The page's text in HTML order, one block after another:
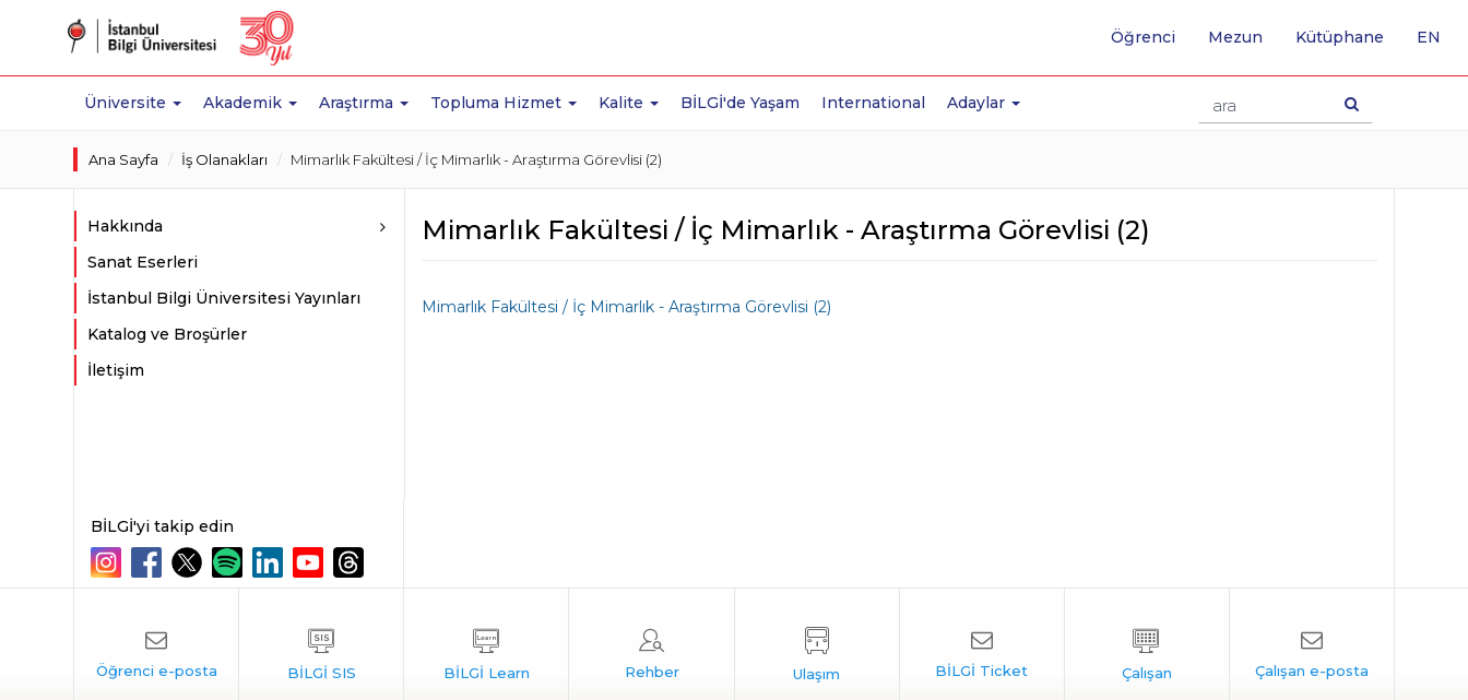
Üniversite Akademik Araştırma Topluma Hizmet Kalite BİLGİ'de Yaşam International Adaylar
Öğrenci Mezun Kütüphane EN
Ana Sayfa İş Olanakları Mimarlık Fakültesi / İç Mimarlık - Araştırma Görevlisi (2)
Hakkında
Sanat Eserleri
İstanbul Bilgi Üniversitesi Yayınları
Katalog ve Broşürler
İletişim
Mimarlık Fakültesi / İç Mimarlık - Araştırma Görevlisi (2)
Mimarlık Fakültesi / İç Mimarlık - Araştırma Görevlisi (2)
BİLGİ'yi takip edin